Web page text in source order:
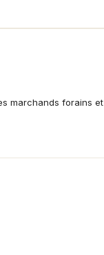
marchands forains et